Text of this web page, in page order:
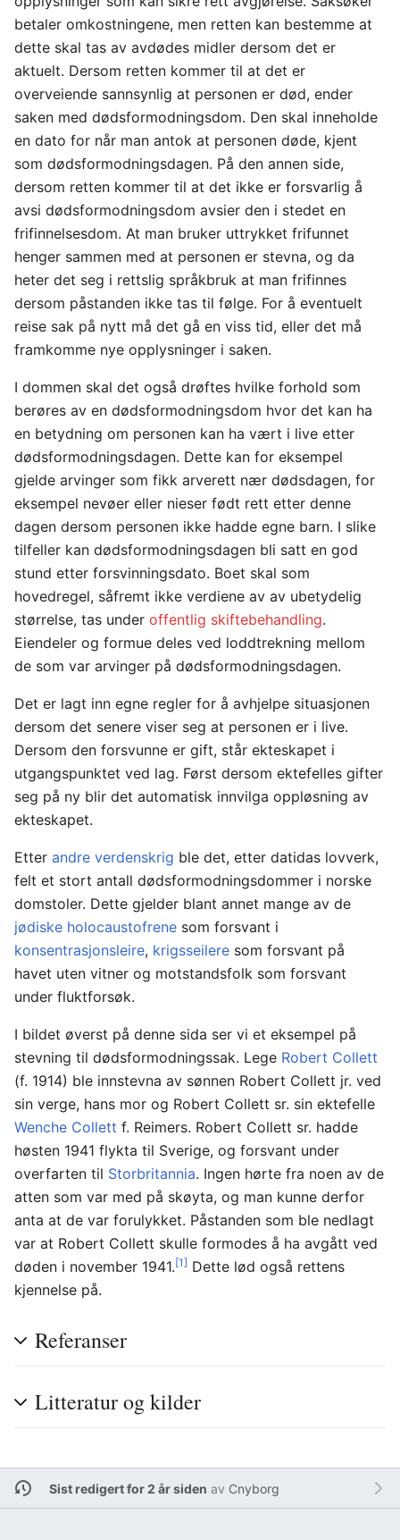
betaler omkostningene, men retten kan bestemme at
dette skal tas av avdødes midler dersom det er
aktuelt. Dersom retten kommer til at det er
overveiende sannsynlig at personen er død, ender
saken med dødsformodningsdom. Den skal inneholde
en dato for når man antok at personen døde, kjent
som dødsformodningsdagen. På den annen side,
dersom retten kommer til at det ikke er forsvarlig å
avsi dødsformodningsdom avsier den i stedet en
frifinnelsesdom. At man bruker uttrykket frifunnet
henger sammen med at personen er stevna, og da
heter det seg i rettslig språkbruk at man frifinnes
dersom påstanden ikke tas til følge. For å eventuelt
reise sak på nytt må det gå en viss tid, eller det må
framkomme nye opplysninger i saken.
I dommen skal det også drøftes hvilke forhold som
berøres av en dødsformodningsdom hvor det kan ha
en betydning om personen kan ha vært i live etter
dødsformodningsdagen. Dette kan for eksempel
gjelde arvinger som fikk arverett nær dødsdagen, for
eksempel nevøer eller nieser født rett etter denne
dagen dersom personen ikke hadde egne barn. I slike
tilfeller kan dødsformodningsdagen bli satt en god
stund etter forsvinningsdato. Boet skal som
hovedregel, såfremt ikke verdiene av av ubetydelig
størrelse, tas under offentlig skiftebehandling.
Eiendeler og formue deles ved loddtrekning mellom
de som var arvinger på dødsformodningsdagen.
Det er lagt inn egne regler for å avhjelpe situasjonen
dersom det senere viser seg at personen er i live.
Dersom den forsvunne er gift, står ekteskapet i
utgangspunktet ved lag. Først dersom ektefelles gifter
seg på ny blir det automatisk innvilga oppløsning av
ekteskapet.
Etter andre verdenskrig ble det, etter datidas lovverk,
felt et stort antall dødsformodningsdommer i norske
domstoler. Dette gjelder blant annet mange av de
jødiske holocaustofrene som forsvant i
konsentrasjonsleire, krigsseilere som forsvant på
havet uten vitner og motstandsfolk som forsvant
under fluktforsøk.
I bildet øverst på denne sida ser vi et eksempel på
stevning til dødsformodningssak. Lege Robert Collett
(f. 1914) ble innstevna av sønnen Robert Collett jr. ved
sin verge, hans mor og Robert Collett sr. sin ektefelle
Wenche Collett f. Reimers. Robert Collett sr. hadde
høsten 1941 flykta til Sverige, og forsvant under
overfarten til Storbritannia. Ingen hørte fra noen av de
atten som var med på skøyta, og man kunne derfor
anta at de var forulykket. Påstanden som ble nedlagt
var at Robert Collett skulle formodes å ha avgått ved
døden i november 1941.[1] Dette lød også rettens
kjennelse på.
Referanser
Litteratur og kilder
Sist redigert for 2 år siden av Cnyborg